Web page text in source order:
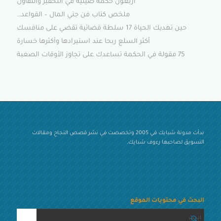
أربعون حكمة صينية في التحفيز والتفاؤل
ملخص كتاب فن جني المال – القواعد…
حين تهديك الحياة 17 سلطة قضائية تقضي على منافسك
أكثر السلع ربحا عند استيرادها وأكثرها خسارة
75 مقولة في الحكمة تساعدك على تجاوز الأوقات الصعبة
بدأت مدونة شبايك في 2005 وتخصصت في نشر قصص النجاح ومقالات
التسويق لصاحبها رءوف شبايك.
البحث في محتويات الموقع